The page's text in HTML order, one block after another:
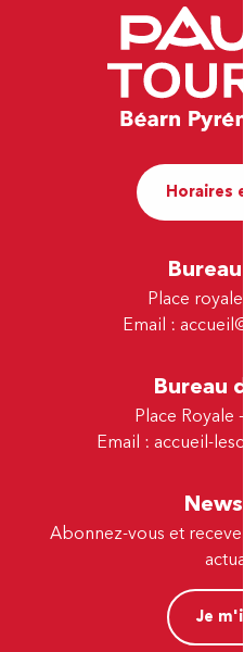
Horaires
Place royale
Email :
Bureau
Place Royale
Email : accueil-
Abonnez-vous et
Je